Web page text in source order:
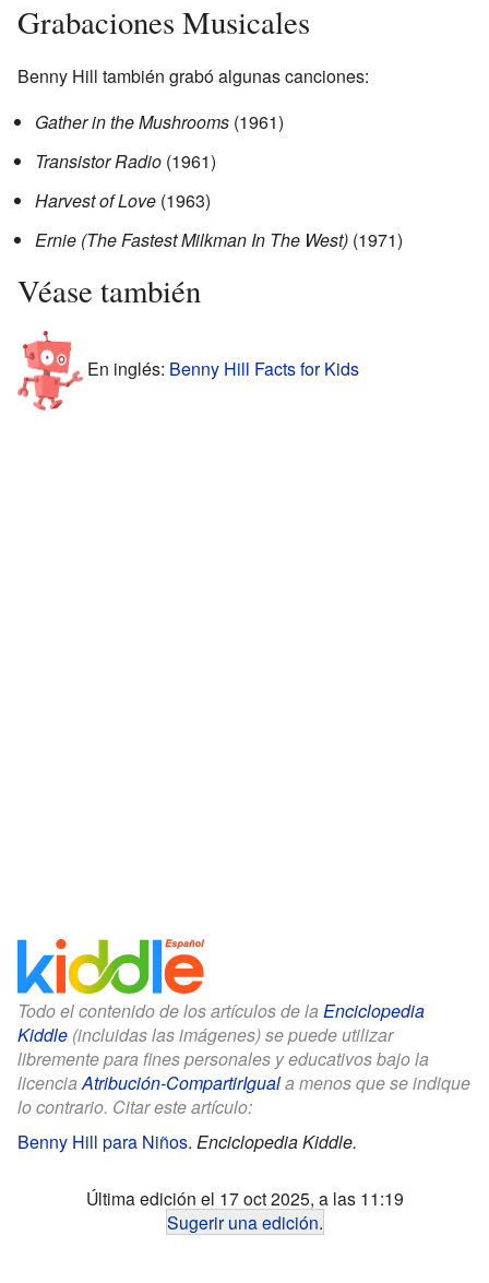
Grabaciones Musicales
Benny Hill también grabó algunas canciones:
Gather in the Mushrooms (1961)
Transistor Radio (1961)
Harvest of Love (1963)
Ernie (The Fastest Milkman In The West) (1971)
Véase también
En inglés: Benny Hill Facts for Kids
Todo el contenido de los artículos de la Enciclopedia
Kiddle (incluidas las imágenes) se puede utilizar
libremente para fines personales y educativos bajo la
licenciaAtribución-CompartirIguala menos que se indique
lo contrario. Citar este artículo:
Benny Hill para Niños. Enciclopedia Kiddle.
Última edición el 17 oct 2025, a las 11:19
Sugerir una edición.